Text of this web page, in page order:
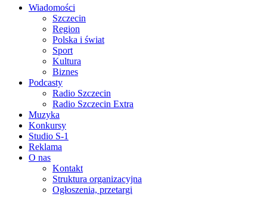
Wiadomości
Szczecin
Region
Polska i świat
Sport
Kultura
Biznes
Podcasty
Radio Szczecin
Radio Szczecin Extra
Muzyka
Konkursy
Studio S-1
Reklama
O nas
Kontakt
Struktura organizacyjna
Ogłoszenia, przetargi